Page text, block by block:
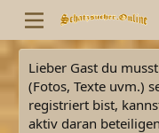
Lieber Gast du
(Fotos, Texte uvm.)
registriert bist,
aktiv daran